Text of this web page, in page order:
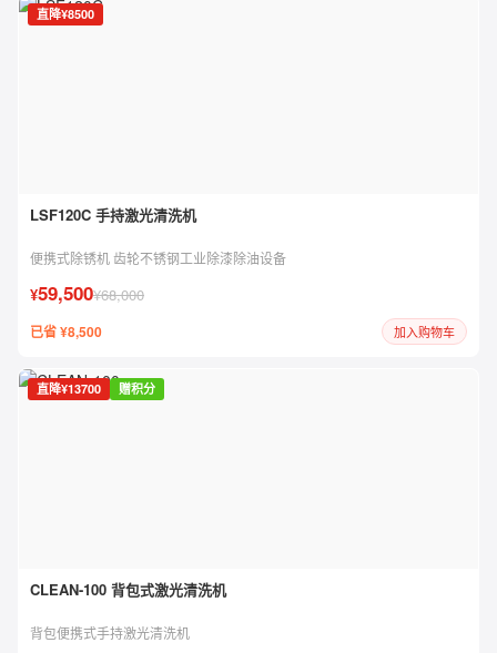
直降¥8500
LSF120C 手持激光清洗机
便携式除锈机 齿轮不锈钢工业除漆除油设备
¥59,500¥68,000
已省 ¥8,500 加入购物车
直降¥13700 赠积分
CLEAN-100 背包式激光清洗机
背包便携式手持激光清洗机